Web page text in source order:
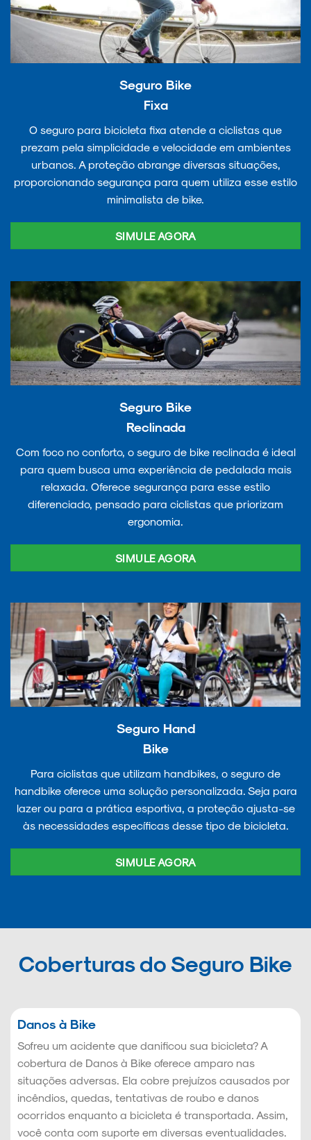
Seguro Bike
Fixa
O seguro para bicicleta fixa atende a ciclistas que
prezam pela simplicidade e velocidade em ambientes
urbanos. A proteção abrange diversas situações,
proporcionando segurança para quem utiliza esse estilo
minimalista de bike.
SIMULE AGORA
Seguro Bike
Reclinada
Com foco no conforto, o seguro de bike reclinada é ideal
para quem busca uma experiência de pedalada mais
relaxada. Oferece segurança para esse estilo
diferenciado, pensado para ciclistas que priorizam
ergonomia.
SIMULE AGORA
Seguro Hand
Bike
Para ciclistas que utilizam handbikes, o seguro de
handbike oferece uma solução personalizada. Seja para
lazer ou para a prática esportiva, a proteção ajusta-se
às necessidades específicas desse tipo de bicicleta.
SIMULE AGORA
Coberturas do Seguro Bike
Danos à Bike
Sofreu um acidente que danificou sua bicicleta? A
cobertura de Danos à Bike oferece amparo nas
situações adversas. Ela cobre prejuízos causados por
incêndios, quedas, tentativas de roubo e danos
ocorridos enquanto a bicicleta é transportada. Assim,
você conta com suporte em diversas eventualidades.